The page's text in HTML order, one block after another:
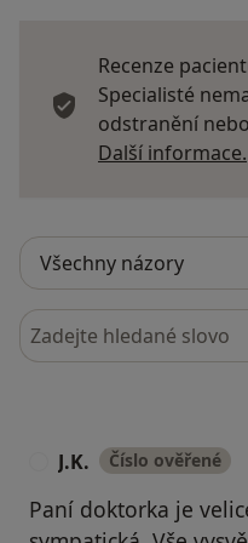
Recenze
Specialisté
odstranění
Další informace.
Hledejte v názorech
J.K. Číslo ověřené
Paní doktorka je